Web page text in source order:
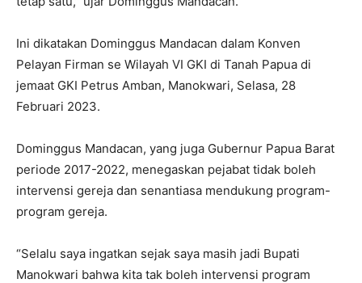
Ini dikatakan Dominggus Mandacan dalam Konven
Pelayan Firman se Wilayah VI GKI di Tanah Papua di
jemaat GKI Petrus Amban, Manokwari, Selasa, 28
Februari 2023.
Dominggus Mandacan, yang juga Gubernur Papua Barat
periode 2017-2022, menegaskan pejabat tidak boleh
intervensi gereja dan senantiasa mendukung program-
program gereja.
“Selalu saya ingatkan sejak saya masih jadi Bupati
Manokwari bahwa kita tak boleh intervensi program